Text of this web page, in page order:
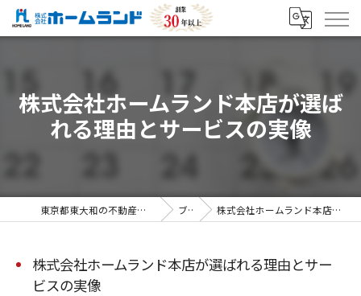
株式会社ホームランド本店が選ば
れる理由とサービスの実像
東京都東大和の不動産売却なら株式会社ホームランド ブログ 株式会社ホームランド本店が選ばれる理由とサービスの実像
株式会社ホームランド本店が選ばれる理由とサー
ビスの実像